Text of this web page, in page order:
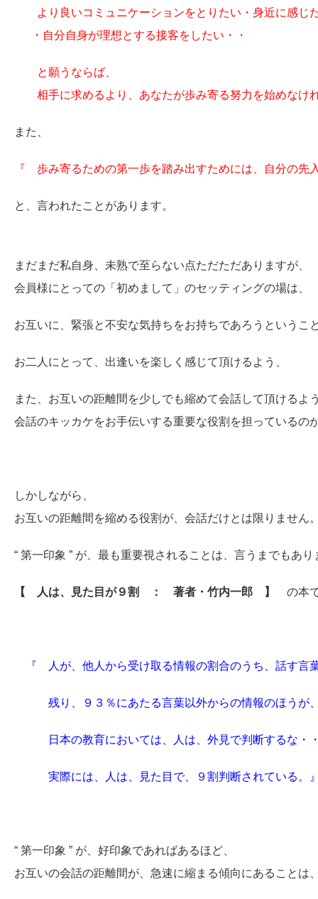
より良いコミュニケーションをとりたい・身近に感じ
・自分自身が理想とする接客をしたい・・
と願うならば、
相手に求めるより、あなたが歩み寄る努力を始めなけ
また、
『 歩み寄るための第一歩を踏み出すためには、自分の先
と、言われたことがあります。
まだまだ私自身、未熟で至らない点ただただありますが、
会員様にとっての「初めまして」のセッティングの場は、
お互いに、緊張と不安な気持ちをお持ちであろうというこ
お二人にとって、出逢いを楽しく感じて頂けるよう、
また、お互いの距離間を少しでも縮めて会話して頂けるよ
会話のキッカケをお手伝いする重要な役割を担っているの
しかしながら、
お互いの距離間を縮める役割が、会話だけとは限りません
“ 第一印象 ” が、最も重要視されることは、言うまでもあり
【 人は、見た目が９割 ： 著者・竹内一郎 】 の本
『 人が、他人から受け取る情報の割合のうち、話す言
残り、９３％にあたる言葉以外からの情報のほうが、
日本の教育においては、人は、外見で判断するな・
実際には、人は、見た目で、９割判断されている。
“ 第一印象 ” が、好印象であればあるほど、
お互いの会話の距離間が、急速に縮まる傾向にあることは